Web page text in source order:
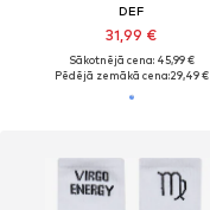
DEF
31,99 €
Sākotnējā cena: 45,99 €
Pēdējā zemākā cena:29,49 €